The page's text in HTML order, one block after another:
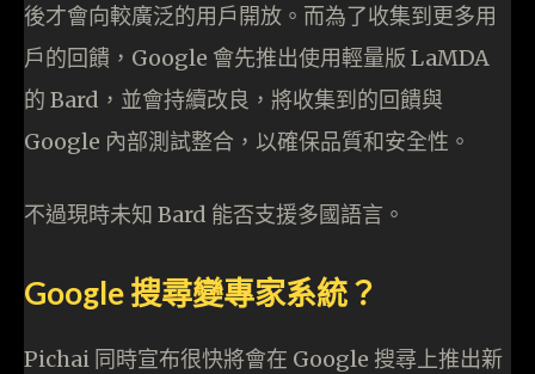
後才會向較廣泛的用戶開放。而為了收集到更多用
戶的回饋，Google 會先推出使用輕量版 LaMDA
的 Bard，並會持續改良，將收集到的回饋與
Google 內部測試整合，以確保品質和安全性。
不過現時未知 Bard 能否支援多國語言。
Google 搜尋變專家系統？
Pichai 同時宣布很快將會在 Google 搜尋上推出新